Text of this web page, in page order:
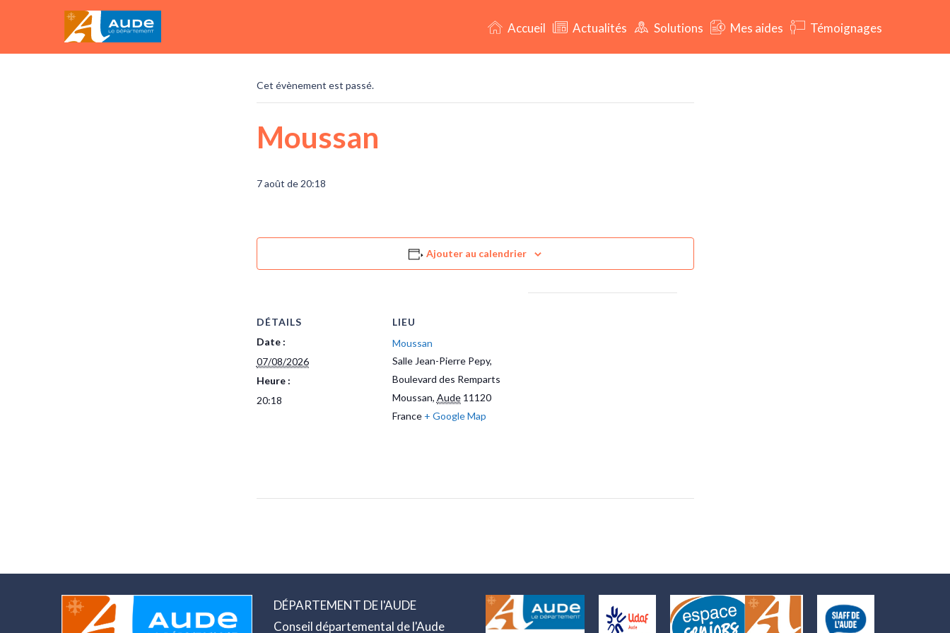
Accueil Actualités Solutions Mes aides Témoignages
Cet évènement est passé.
Moussan
7 août de 20:18
Ajouter au calendrier
DÉTAILS
Date :
07/08/2026
Heure :
20:18
LIEU
Moussan
Salle Jean-Pierre Pepy,
Boulevard des Remparts
Moussan, Aude 11120
France + Google Map
DÉPARTEMENT DE l'AUDE
Conseil départemental de l'Aude